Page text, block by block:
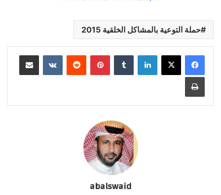
حملة التوعية بالمشاكل الخلقية 2015
لينكدإن بينتيريست مشاركة عبر البريد
طباعة
abalswaid